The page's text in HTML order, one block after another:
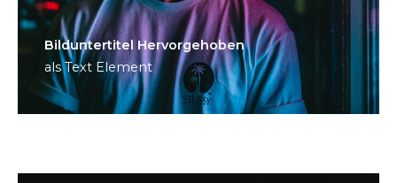
Bild­unter­titel Hervorgehoben
als Text Element